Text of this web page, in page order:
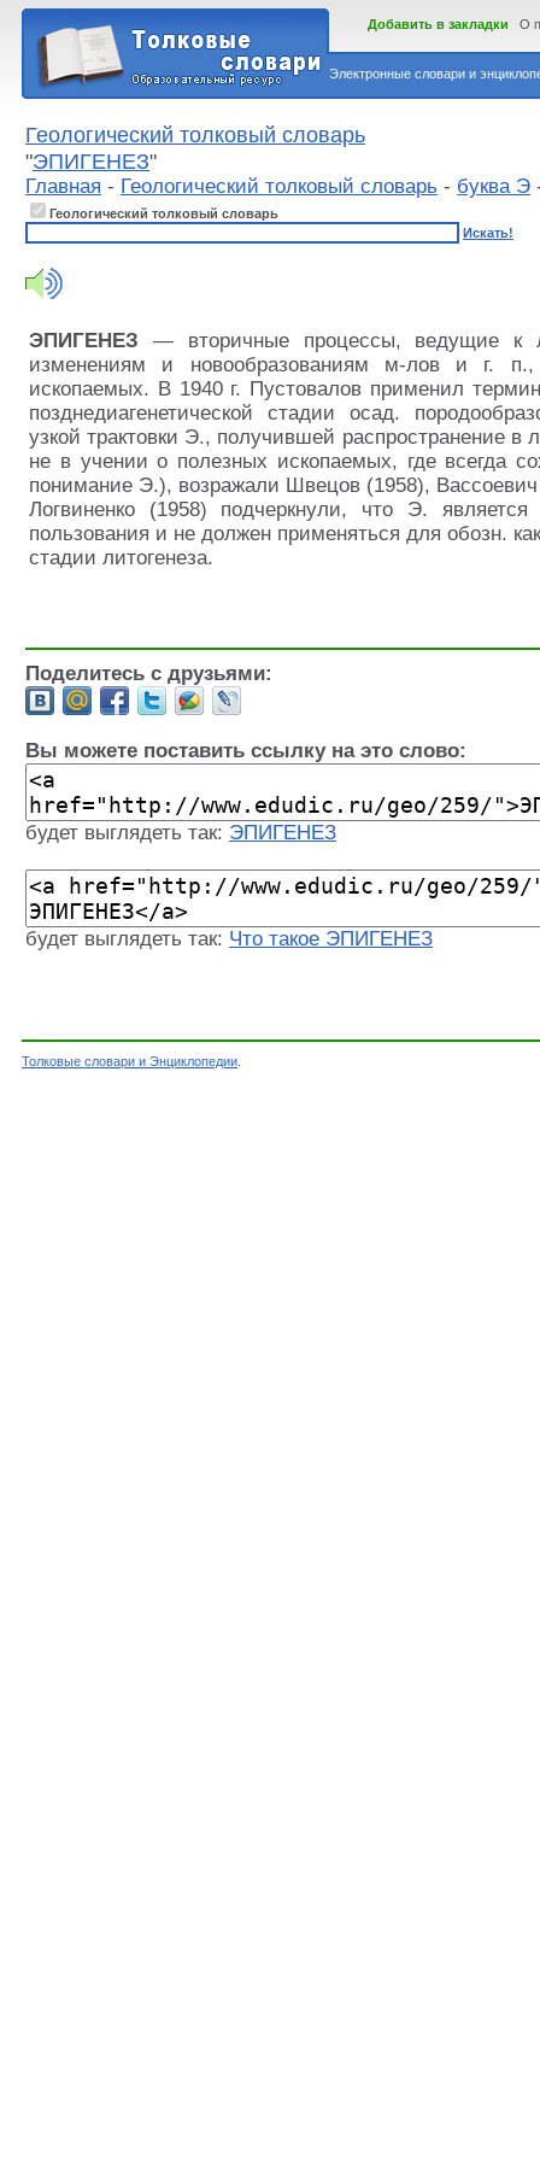
Электронные словари и
Добавить в закладки О
Геологический толковый словарь
"ЭПИГЕНЕЗ"
Главная - Геологический толковый словарь - буква Э
Геологический толковый словарь
Искать!
ЭПИГЕНЕЗ — вторичные процессы, ведущие
изменениям и новообразованиям м-лов и г.
ископаемых. В 1940 г. Пустовалов применил
позднедиагенетической стадии осад.
узкой трактовки Э., получившей распространение в
не в учении о полезных ископаемых, где всегда
понимание Э.), возражали Швецов (1958),
Логвиненко (1958) подчеркнули, что Э. является
пользования и не должен применяться для обозн.
стадии литогенеза.
Поделитесь с друзьями:
Вы можете поставить ссылку на это слово:
будет выглядеть так: ЭПИГЕНЕЗ
будет выглядеть так: Что такое ЭПИГЕНЕЗ
Толковые словари и Энциклопедии